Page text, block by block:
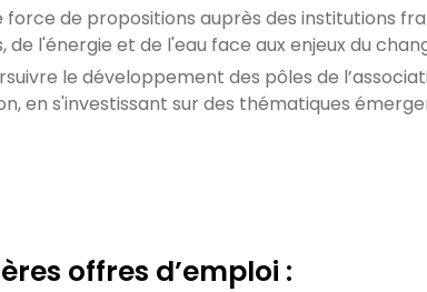
force de propositions auprès des institutions
de l'énergie et de l'eau face aux enjeux du
le développement des pôles de
en s'investissant sur des thématiques
offres d’emploi :